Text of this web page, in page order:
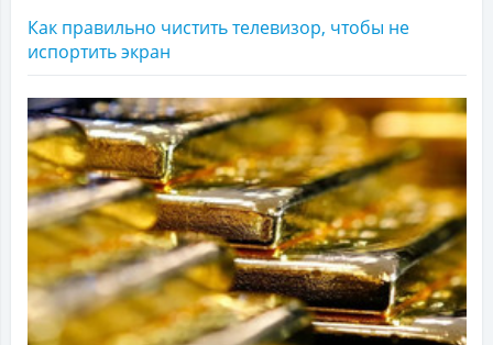
Как правильно чистить телевизор, чтобы не
испортить экран